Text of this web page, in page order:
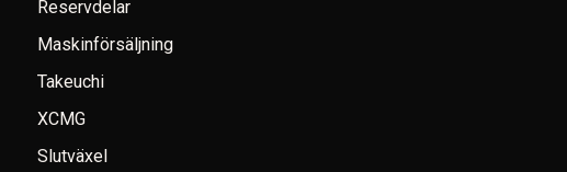
Reservdelar
Maskinförsäljning
Takeuchi
XCMG
Slutväxel